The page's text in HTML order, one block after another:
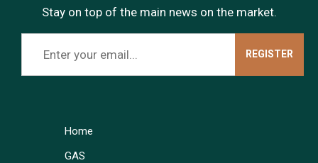
Stay on top of the main news on the market.
Home
GAS